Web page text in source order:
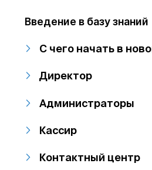
Введение в базу знаний
С чего начать в
Директор
Администраторы
Кассир
Контактный центр